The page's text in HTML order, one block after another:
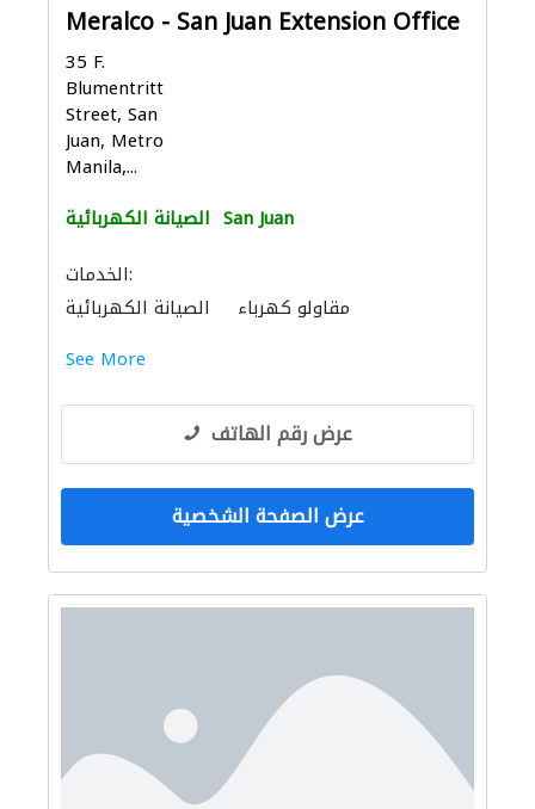
Meralco - San Juan Extension Office
35 F.
Blumentritt
Street, San
Juan, Metro
Manila,...
الصيانة الكهربائية San Juan
الخدمات:
الصيانة الكهربائية
مقاولو كهرباء
See More
عرض رقم الهاتف
عرض الصفحة الشخصية